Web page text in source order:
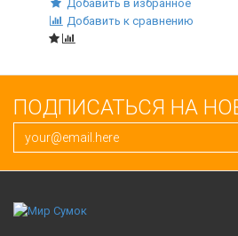
Добавить в избранное
Добавить к сравнению
ПОДПИСАТЬСЯ НА